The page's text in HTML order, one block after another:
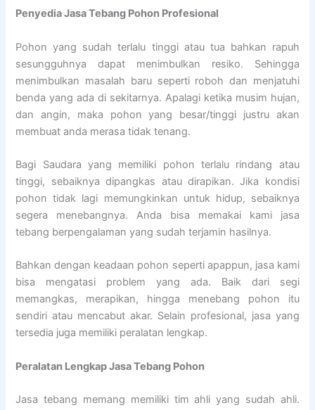
PenyediaJasa Tebang Pohon Profesional
Pohon yang sudah terlalu tinggi atau tua bahkan rapuh
sesungguhnya dapat menimbulkan resiko. Sehingga
menimbulkan masalah baru seperti roboh dan menjatuhi
benda yang ada di sekitarnya. Apalagi ketika musim hujan,
dan angin, maka pohon yang besar/tinggi justru akan
membuat anda merasa tidak tenang.
Bagi Saudara yang memiliki pohon terlalu rindang atau
tinggi, sebaiknya dipangkas atau dirapikan. Jika kondisi
pohon tidak lagi memungkinkan untuk hidup, sebaiknya
segera menebangnya. Anda bisa memakai kami jasa
tebang berpengalaman yang sudah terjamin hasilnya.
Bahkan dengan keadaan pohon seperti apappun, jasa kami
bisa mengatasi problem yang ada. Baik dari segi
memangkas, merapikan, hingga menebang pohon itu
sendiri atau mencabut akar. Selain profesional, jasa yang
tersedia juga memiliki peralatan lengkap.
Peralatan Lengkap Jasa Tebang Pohon
Jasa tebang memang memiliki tim ahli yang sudah ahli.